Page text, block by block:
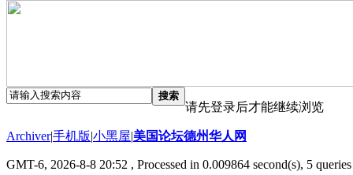
搜索
请先登录后才能继续浏览
Archiver|手机版|小黑屋|美国论坛德州华人网
GMT-6, 2026-8-8 20:52 , Processed in 0.009864 second(s), 5